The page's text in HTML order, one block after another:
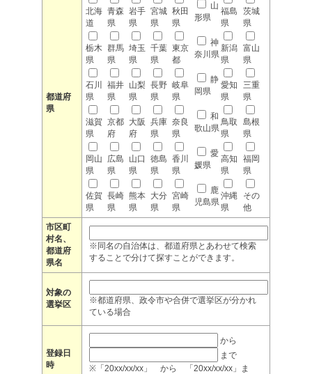
都道府
県
北海
道
青森
県
岩手
県
宮城
県
秋田
県
山
形県
福島
県
茨城
県
栃木
県
群馬
県
埼玉
県
千葉
県
東京
都
神
奈川県
新潟
県
富山
県
石川
県
福井
県
山梨
県
長野
県
岐阜
県
静
岡県
愛知
県
三重
県
滋賀
県
京都
府
大阪
府
兵庫
県
奈良
県
和
歌山県
鳥取
県
島根
県
岡山
県
広島
県
山口
県
徳島
県
香川
県
愛
媛県
高知
県
福岡
県
佐賀
県
長崎
県
熊本
県
大分
県
宮崎
県
鹿
児島県
沖縄
県
その
他
市区町
村名、
都道府
県名
※同名の自治体は、都道府県とあわせて検索
することで分けて探すことができます。
対象の
選挙区
※都道府県、政令市や合併で選挙区が分かれ
ている場合
登録日
時
から
まで
※「20xx/xx/xx」 から 「20xx/xx/xx」ま